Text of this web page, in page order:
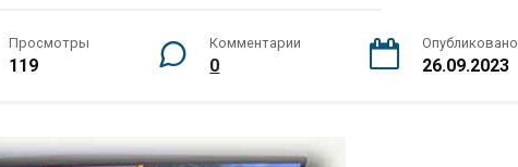
Просмотры
119
Комментарии
0
Опубликовано
26.09.2023